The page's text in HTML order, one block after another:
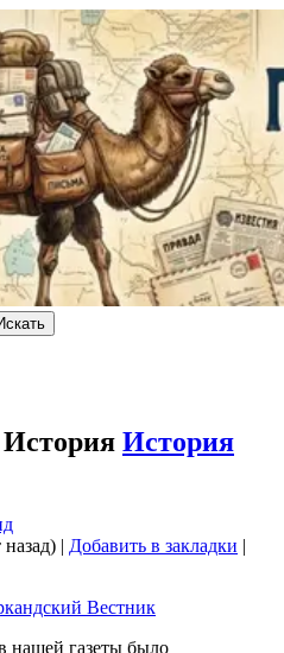
История
назад) | Добавить в закладки |
Вестник
нашей газеты было